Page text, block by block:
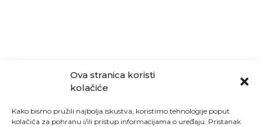
Ova stranica koristi
kolačiće
Kako bismo pružili najbolja iskustva, koristimo tehnologije poput
kolačića za pohranu i/ili pristup informacijama o uređaju. Pristanak